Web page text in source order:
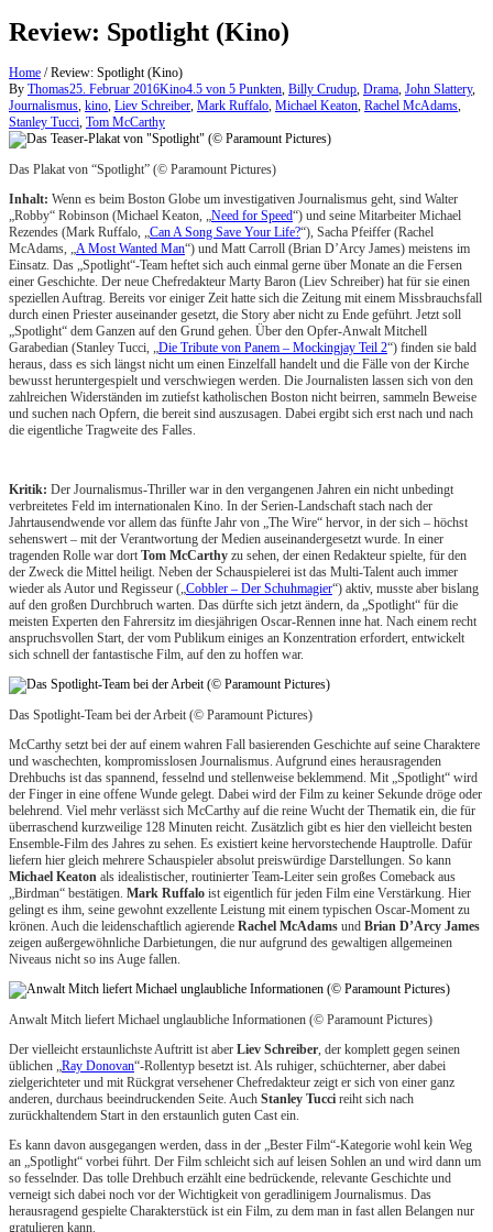
Review: Spotlight (Kino)
Home /Review: Spotlight (Kino)
By Thomas25. Februar 2016Kino4.5 von 5 Punkten, Billy Crudup, Drama, John Slattery,
Journalismus, kino, Liev Schreiber, Mark Ruffalo, Michael Keaton, Rachel McAdams,
Stanley Tucci, Tom McCarthy
Das Plakat von “Spotlight” (© Paramount Pictures)
Inhalt: Wenn es beim Boston Globe um investigativen Journalismus geht, sind Walter
„Robby“ Robinson (Michael Keaton, „Need for Speed“) und seine Mitarbeiter Michael
Rezendes (Mark Ruffalo, „Can A Song Save Your Life?“), Sacha Pfeiffer (Rachel
McAdams, „A Most Wanted Man“) und Matt Carroll (Brian D’Arcy James) meistens im
Einsatz. Das „Spotlight“-Team heftet sich auch einmal gerne über Monate an die Fersen
einer Geschichte. Der neue Chefredakteur Marty Baron (Liev Schreiber) hat für sie einen
speziellen Auftrag. Bereits vor einiger Zeit hatte sich die Zeitung mit einem Missbrauchsfall
durch einen Priester auseinander gesetzt, die Story aber nicht zu Ende geführt. Jetzt soll
„Spotlight“ dem Ganzen auf den Grund gehen. Über den Opfer-Anwalt Mitchell
Garabedian (Stanley Tucci, „Die Tribute von Panem – Mockingjay Teil 2“) finden sie bald
heraus, dass es sich längst nicht um einen Einzelfall handelt und die Fälle von der Kirche
bewusst heruntergespielt und verschwiegen werden. Die Journalisten lassen sich von den
zahlreichen Widerständen im zutiefst katholischen Boston nicht beirren, sammeln Beweise
und suchen nach Opfern, die bereit sind auszusagen. Dabei ergibt sich erst nach und nach
die eigentliche Tragweite des Falles.
Kritik: Der Journalismus-Thriller war in den vergangenen Jahren ein nicht unbedingt
verbreitetes Feld im internationalen Kino. In der Serien-Landschaft stach nach der
Jahrtausendwende vor allem das fünfte Jahr von „The Wire“ hervor, in der sich – höchst
sehenswert – mit der Verantwortung der Medien auseinandergesetzt wurde. In einer
tragenden Rolle war dort Tom McCarthy zu sehen, der einen Redakteur spielte, für den
der Zweck die Mittel heiligt. Neben der Schauspielerei ist das Multi-Talent auch immer
wieder als Autor und Regisseur („Cobbler – Der Schuhmagier“) aktiv, musste aber bislang
auf den großen Durchbruch warten. Das dürfte sich jetzt ändern, da „Spotlight“ für die
meisten Experten den Fahrersitz im diesjährigen Oscar-Rennen inne hat. Nach einem recht
anspruchsvollen Start, der vom Publikum einiges an Konzentration erfordert, entwickelt
sich schnell der fantastische Film, auf den zu hoffen war.
Das Spotlight-Team bei der Arbeit (© Paramount Pictures)
McCarthy setzt bei der auf einem wahren Fall basierenden Geschichte auf seine Charaktere
und waschechten, kompromisslosen Journalismus. Aufgrund eines herausragenden
Drehbuchs ist das spannend, fesselnd und stellenweise beklemmend. Mit „Spotlight“ wird
der Finger in eine offene Wunde gelegt. Dabei wird der Film zu keiner Sekunde dröge oder
belehrend. Viel mehr verlässt sich McCarthy auf die reine Wucht der Thematik ein, die für
überraschend kurzweilige 128 Minuten reicht. Zusätzlich gibt es hier den vielleicht besten
Ensemble-Film des Jahres zu sehen. Es existiert keine hervorstechende Hauptrolle. Dafür
liefern hier gleich mehrere Schauspieler absolut preiswürdige Darstellungen. So kann
Michael Keaton als idealistischer, routinierter Team-Leiter sein großes Comeback aus
„Birdman“ bestätigen. Mark Ruffalo ist eigentlich für jeden Film eine Verstärkung. Hier
gelingt es ihm, seine gewohnt exzellente Leistung mit einem typischen Oscar-Moment zu
krönen. Auch die leidenschaftlich agierende Rachel McAdams und Brian D’Arcy James
zeigen außergewöhnliche Darbietungen, die nur aufgrund des gewaltigen allgemeinen
Niveaus nicht so ins Auge fallen.
Anwalt Mitch liefert Michael unglaubliche Informationen (© Paramount Pictures)
Der vielleicht erstaunlichste Auftritt ist aber Liev Schreiber, der komplett gegen seinen
üblichen „Ray Donovan“-Rollentyp besetzt ist. Als ruhiger, schüchterner, aber dabei
zielgerichteter und mit Rückgrat versehener Chefredakteur zeigt er sich von einer ganz
anderen, durchaus beeindruckenden Seite. Auch Stanley Tucci reiht sich nach
zurückhaltendem Start in den erstaunlich guten Cast ein.
Es kann davon ausgegangen werden, dass in der „Bester Film“-Kategorie wohl kein Weg
an „Spotlight“ vorbei führt. Der Film schleicht sich auf leisen Sohlen an und wird dann um
so fesselnder. Das tolle Drehbuch erzählt eine bedrückende, relevante Geschichte und
verneigt sich dabei noch vor der Wichtigkeit von geradlinigem Journalismus. Das
herausragend gespielte Charakterstück ist ein Film, zu dem man in fast allen Belangen nur
gratulieren kann.